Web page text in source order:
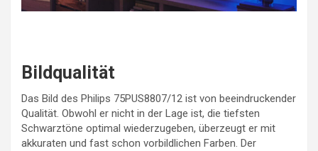
Bildqualität
Das Bild des Philips 75PUS8807/12 ist von beeindruckender
Qualität. Obwohl er nicht in der Lage ist, die tiefsten
Schwarztöne optimal wiederzugeben, überzeugt er mit
akkuraten und fast schon vorbildlichen Farben. Der